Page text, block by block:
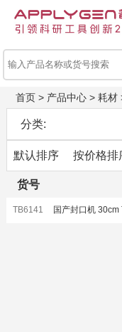
首页> 产品中心> 耗材
分类:
默认排序 按价格排
货号
TB6141 国产封口机 30cm